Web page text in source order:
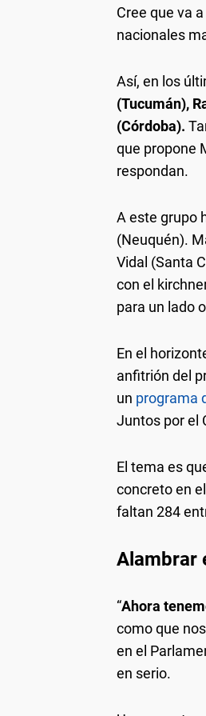
Cree que va
nacionales
Así, en los
(Tucumán),
(Córdoba).
que propone
respondan.
A este grupo
(Neuquén).
Vidal (Santa
con el
para un lado
En el
anfitrión del
un programa
Juntos por el
El tema es
concreto en
faltan 284
Alambrar
“Ahora
como que
en el
en serio.